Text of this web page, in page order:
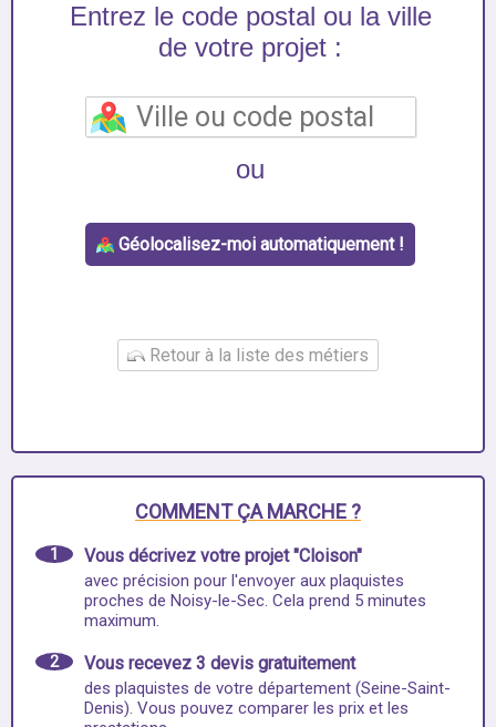
Entrez le code postal ou la ville
de votre projet :
ou
Géolocalisez-moi automatiquement !
Retour à la liste des métiers
COMMENT ÇA MARCHE ?
1 Vous décrivez votre projet "Cloison"
avec précision pour l'envoyer aux plaquistes
proches de Noisy-le-Sec. Cela prend 5 minutes
maximum.
2 Vous recevez 3 devis gratuitement
des plaquistes de votre département (Seine-Saint-
Denis). Vous pouvez comparer les prix et les